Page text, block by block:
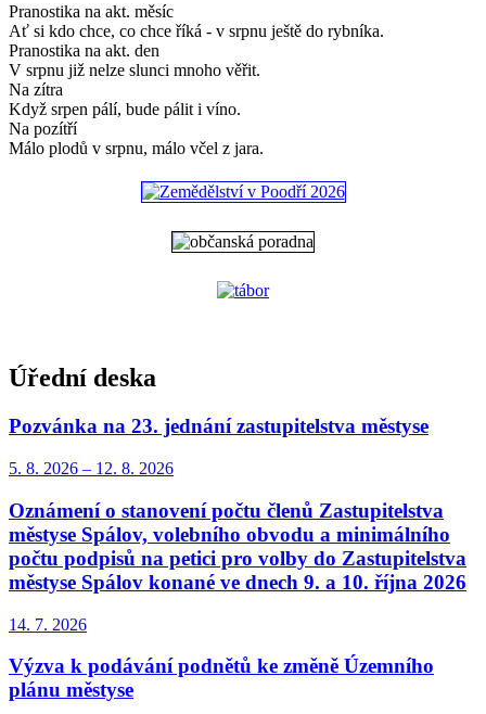
Pranostika na akt. měsíc
Ať si kdo chce, co chce říká - v srpnu ještě do rybníka.
Pranostika na akt. den
V srpnu již nelze slunci mnoho věřit.
Na zítra
Když srpen pálí, bude pálit i víno.
Na pozítří
Málo plodů v srpnu, málo včel z jara.
Úřední deska
Pozvánka na 23. jednání zastupitelstva městyse
5. 8. 2026 – 12. 8. 2026
Oznámení o stanovení počtu členů Zastupitelstva
městyse Spálov, volebního obvodu a minimálního
počtu podpisů na petici pro volby do Zastupitelstva
městyse Spálov konané ve dnech 9. a 10. října 2026
14. 7. 2026
Výzva k podávání podnětů ke změně Územního
plánu městyse